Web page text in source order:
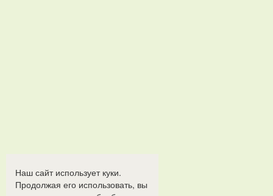
Наш сайт использует куки.
Продолжая его использовать, вы